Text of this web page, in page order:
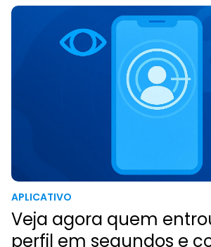
APLICATIVO
Veja agora quem
perfil em segundos e